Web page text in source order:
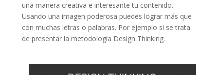
una manera creativa e interesante tu contenido.
Usando una imagen poderosa puedes lograr más que
con muchas letras o palabras. Por ejemplo si se trata
de presentar la metodología Design Thinking.